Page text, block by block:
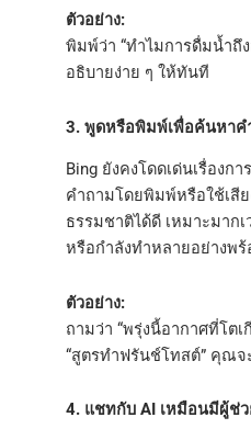
ตัวอย่าง:
พิมพ์ว่า “ทำไมการดื่มน้ำถึ
อธิบายง่าย ๆ ให้ทันที
3. พูดหรือพิมพ์เพื่อค้นหาค
Bing ยังคงโดดเด่นเรื่อง
คำถามโดยพิมพ์หรือใช้เสี
ธรรมชาติได้ดี เหมาะมาก
หรือกำลังทำหลายอย่างพ
ตัวอย่าง:
ถามว่า “พรุ่งนี้อากาศที่โตเ
“สูตรทำฟรันช์โทสต์” คุณ
4. แชทกับ AI เหมือนมีผู้ช่